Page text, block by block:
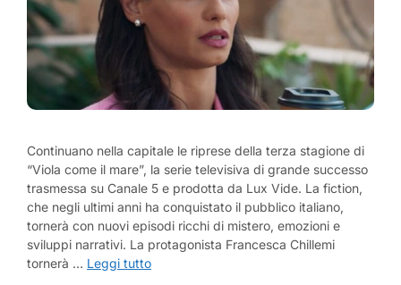
Continuano nella capitale le riprese della terza stagione di
“Viola come il mare”, la serie televisiva di grande successo
trasmessa su Canale 5 e prodotta da Lux Vide. La fiction,
che negli ultimi anni ha conquistato il pubblico italiano,
tornerà con nuovi episodi ricchi di mistero, emozioni e
sviluppi narrativi. La protagonista Francesca Chillemi
tornerà … Leggi tutto